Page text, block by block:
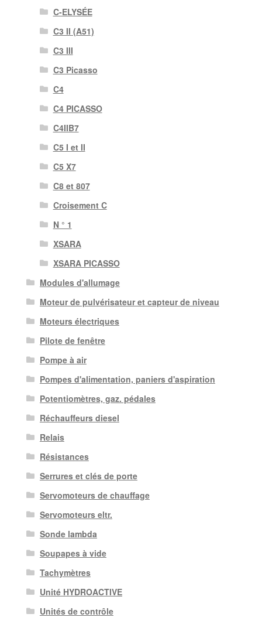
C-ELYSÉE
C3 II (A51)
C3 III
C3 Picasso
C4
C4 PICASSO
C4IIB7
C5 I et II
C5 X7
C8 et 807
Croisement C
N ° 1
XSARA
XSARA PICASSO
Modules d'allumage
Moteur de pulvérisateur et capteur de niveau
Moteurs électriques
Pilote de fenêtre
Pompe à air
Pompes d'alimentation, paniers d'aspiration
Potentiomètres, gaz. pédales
Réchauffeurs diesel
Relais
Résistances
Serrures et clés de porte
Servomoteurs de chauffage
Servomoteurs eltr.
Sonde lambda
Soupapes à vide
Tachymètres
Unité HYDROACTIVE
Unités de contrôle